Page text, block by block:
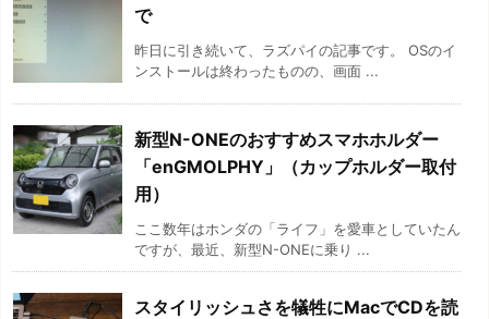
で
昨日に引き続いて、ラズパイの記事です。 OSのイ
ンストールは終わったものの、画面 ...
新型N-ONEのおすすめスマホホルダー
「enGMOLPHY」（カップホルダー取付
用）
ここ数年はホンダの「ライフ」を愛車としていたん
ですが、最近、新型N-ONEに乗り ...
スタイリッシュさを犠牲にMacでCDを読